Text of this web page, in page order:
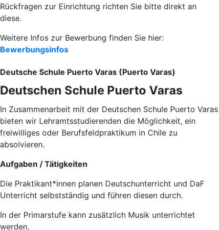
Rückfragen zur Einrichtung richten Sie bitte direkt an
diese.
Weitere Infos zur Bewerbung finden Sie hier:
Bewerbungsinfos
Deutsche Schule Puerto Varas (Puerto Varas)
Deutschen Schule Puerto Varas
In Zusammenarbeit mit der Deutschen Schule Puerto Varas
bieten wir Lehramtsstudierenden die Möglichkeit, ein
freiwilliges oder Berufsfeldpraktikum in Chile zu
absolvieren.
Aufgaben / Tätigkeiten
Die Praktikant*innen planen Deutschunterricht und DaF
Unterricht selbstständig und führen diesen durch.
In der Primarstufe kann zusätzlich Musik unterrichtet
werden.